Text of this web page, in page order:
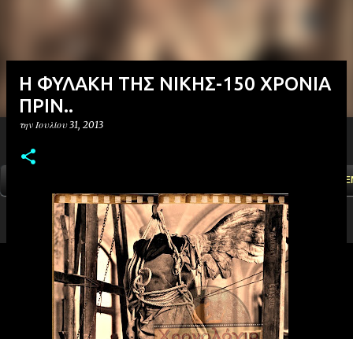
H ΦΥΛΑΚΗ ΤΗΣ ΝΙΚΗΣ-150 ΧΡΟΝΙΑ
ΠΡΙΝ..
την Ιουλίου 31, 2013